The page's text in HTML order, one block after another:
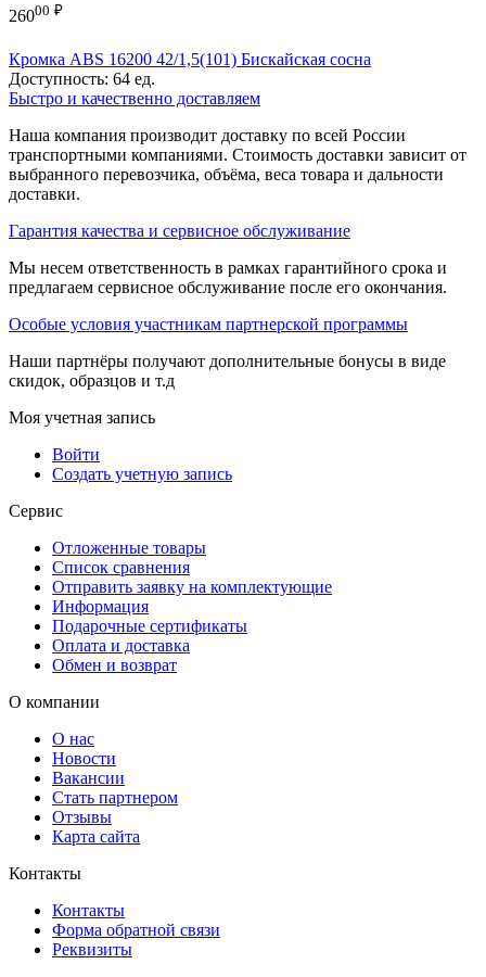
26000 ₽
Кромка ABS 16200 42/1,5(101) Бискайская сосна
Доступность: 64 ед.
Быстро и качественно доставляем
Наша компания производит доставку по всей России
транспортными компаниями. Стоимость доставки зависит от
выбранного перевозчика, объёма, веса товара и дальности
доставки.
Гарантия качества и сервисное обслуживание
Мы несем ответственность в рамках гарантийного срока и
предлагаем сервисное обслуживание после его окончания.
Особые условия участникам партнерской программы
Наши партнёры получают дополнительные бонусы в виде
скидок, образцов и т.д
Моя учетная запись
Войти
Создать учетную запись
Сервис
Отложенные товары
Список сравнения
Отправить заявку на комплектующие
Информация
Подарочные сертификаты
Оплата и доставка
Обмен и возврат
О компании
О нас
Новости
Вакансии
Стать партнером
Отзывы
Карта сайта
Контакты
Контакты
Форма обратной связи
Реквизиты